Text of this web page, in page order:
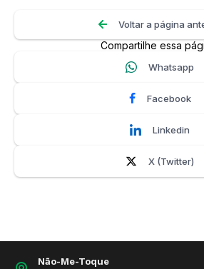
Voltar a página
Compartilhe essa
Whatsapp
Facebook
Linkedin
X (Twitter)
Não-Me-Toque